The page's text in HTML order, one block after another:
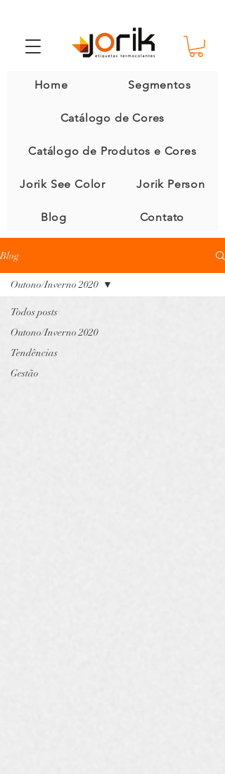
Home Segmentos
Catálogo de Cores
Catálogo de Produtos e Cores
Jorik See Color Jorik Person
Blog Contato
Blog
Todos posts
Outono/Inverno 2020
Tendências
Gestão
Outono/Inverno 2020